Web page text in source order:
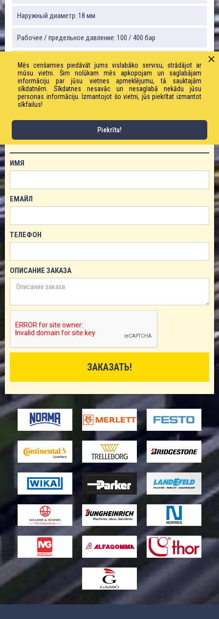
Наружный диаметр: 18 мм
Рабочее / предельное давление: 100 / 400 бар
Вакуум: 100%
Радиус изгиба: 125 мм
ЗАКАЗАТЬ ТОВАР!
ИМЯ
ЕМАЙЛ
ТЕЛЕФОН
ОПИСАНИЕ ЗАКАЗА
Mēs cenšamies piedāvāt jums vislabāko servisu, strādājot ar
mūsu vietni. Šim nolūkam mēs apkopojam un saglabājam
informāciju par jūsu vietnes apmeklējumu, tā sauktajām
sīkdatnēm. Sīkdatnes nesavāc un nesaglabā nekādu jūsu
personas informāciju. Izmantojot šo vietni, jūs piekrītat izmantot
sīkfailus!
Piekrītu!